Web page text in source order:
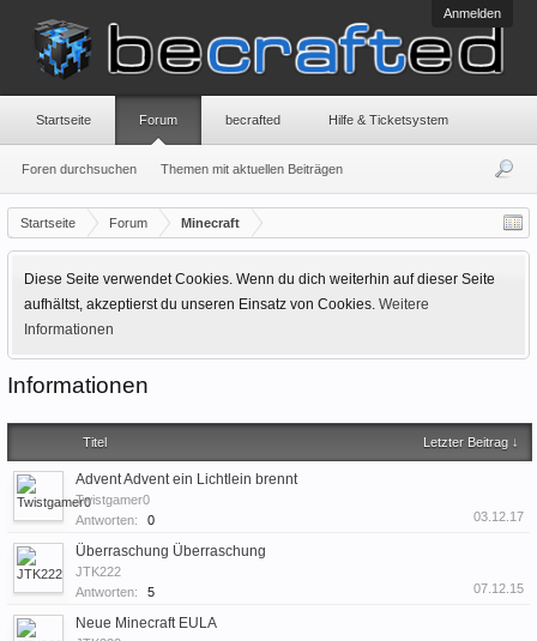
Anmelden
Startseite Forum Minecraft
Diese Seite verwendet Cookies. Wenn du dich weiterhin auf dieser Seite
aufhältst, akzeptierst du unseren Einsatz von Cookies. Weitere
Informationen
Informationen
Titel Letzter Beitrag ↓
Advent Advent ein Lichtlein brennt
Twistgamer0
Antworten:
0 03.12.17
Überraschung Überraschung
JTK222
Antworten:
5 07.12.15
Neue Minecraft EULA
Startseite Forum
Foren durchsuchen Themen mit aktuellen Beiträgen
becrafted Hilfe & Ticketsystem